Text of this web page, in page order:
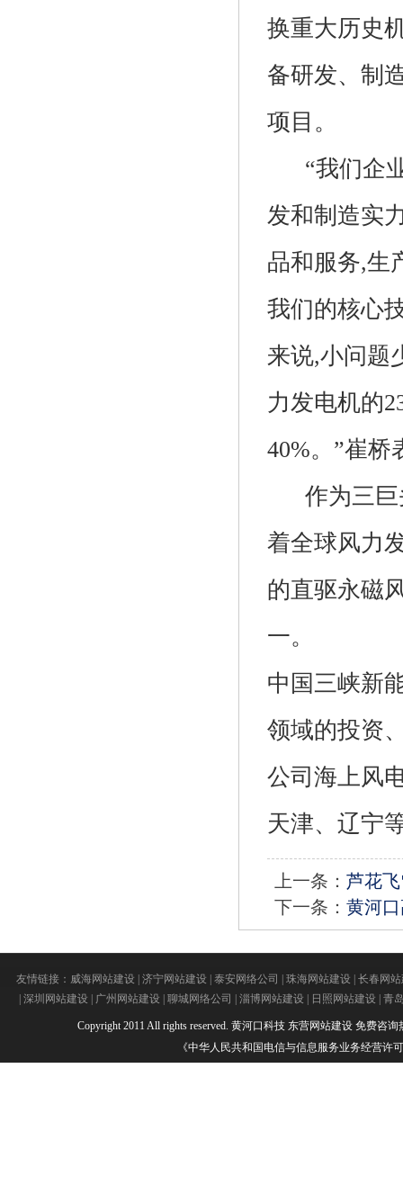
换重大历史
备研发、制
项目。
“我们企业
发和制造实
品和服务,生
我们的核心
来说,小问题
力发电机的
40%。”崔桥
作为三巨
着全球风力
的直驱永磁
一。
中国三峡新
领域的投资
公司海上风
天津、辽宁
上一条： 芦花
下一条： 黄河
友情链接： 威海网站建设| 济宁网站建设| 泰安网络公司 珠海网站建设| 长春网
深圳网站建设| 广州网站建设| 聊城网络公司 淄博网站建设| 日照网站建设| 青
Copyright 2011 All rights reserved. 黄河口科技 东营网站建设 免费咨询
《中华人民共和国电信与信息服务业务经营许